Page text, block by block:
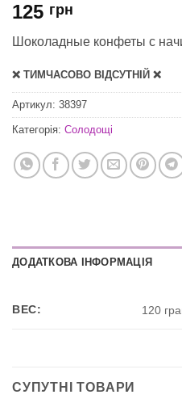
125 грн
Шоколадные конфеты с
❌ ТИМЧАСОВО ВІДСУТНІЙ ❌
Артикул: 38397
Категорія: Солодощі
ДОДАТКОВА ІНФОРМАЦІЯ
ВЕС: 120
СУПУТНІ ТОВАРИ